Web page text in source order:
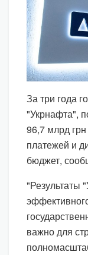
За три года
"Укрнафта",
96,7 млрд
платежей и
бюджет,
"Результаты
важно для